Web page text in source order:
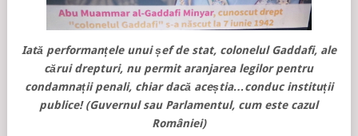
Iată performanțele unui șef de stat, colonelul Gaddafi, ale
cărui drepturi, nu permit aranjarea legilor pentru
condamnații penali, chiar dacă aceștia…conduc instituții
publice! (Guvernul sau Parlamentul, cum este cazul
României)